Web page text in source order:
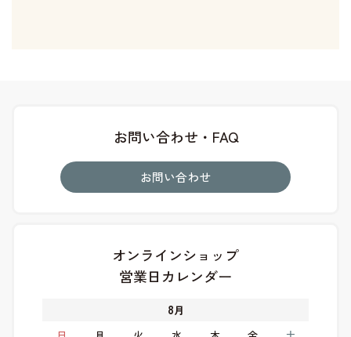
お問い合わせ・FAQ
お問い合わせ
オンラインショップ
営業日カレンダー
8月